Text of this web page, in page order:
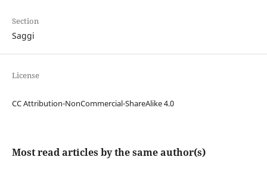
Section
Saggi
License
CC Attribution-NonCommercial-ShareAlike 4.0
Most read articles by the same author(s)